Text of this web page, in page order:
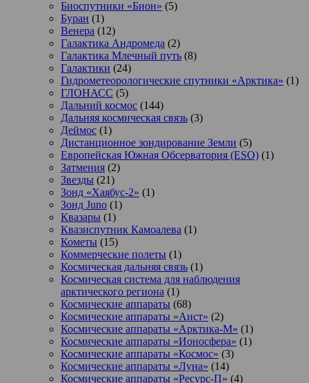
Биоспутники «Бион» (5)
Буран (1)
Венера (12)
Галактика Андромеда (2)
Галактика Млечный путь (8)
Галактики (24)
Гидрометеорологические спутники «Арктика» (1)
ГЛОНАСС (5)
Дальний космос (144)
Дальняя космическая связь (3)
Деймос (1)
Дистанционное зондирование Земли (5)
Европейская Южная Обсерватория (ESO) (1)
Затмения (2)
Звезды (21)
Зонд «Хаябус-2» (1)
Зонд Juno (1)
Квазары (1)
Квазиспутник Камоалева (1)
Кометы (15)
Коммерческие полеты (1)
Космическая дальняя связь (1)
Космическая система для наблюдения
арктического региона (1)
Космические аппараты (68)
Космические аппараты «Аист» (2)
Космические аппараты «Арктика-М» (1)
Космические аппараты «Ионосфера» (1)
Космические аппараты «Космос» (3)
Космические аппараты «Луна» (14)
Космические аппараты «Ресурс-П» (4)